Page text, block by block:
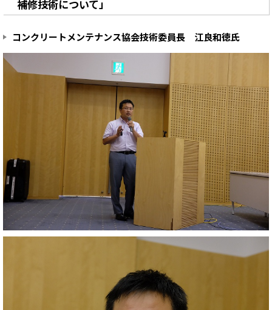
補修技術について」
コンクリートメンテナンス協会技術委員長 江良和徳氏